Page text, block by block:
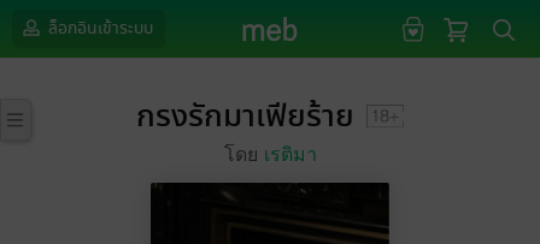
ล็อกอินเข้าระบบ
กรงรักมาเฟียร้าย
โดย เรติมา